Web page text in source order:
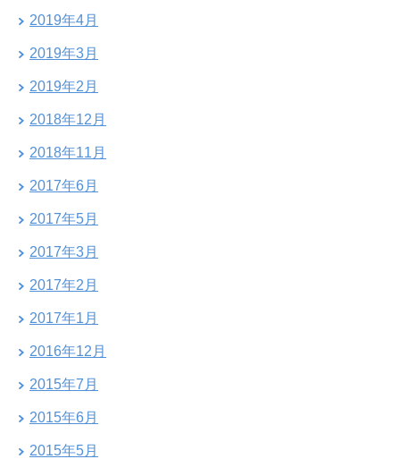
2019年4月
2019年3月
2019年2月
2018年12月
2018年11月
2017年6月
2017年5月
2017年3月
2017年2月
2017年1月
2016年12月
2015年7月
2015年6月
2015年5月